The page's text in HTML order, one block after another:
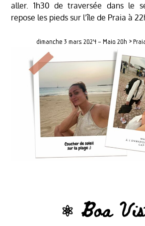
aller. 1h30 de traversée dans le
repose les pieds sur l’île de Praia à
dimanche 3 mars 2024 – Maio 20h >
⚛︎ Boa